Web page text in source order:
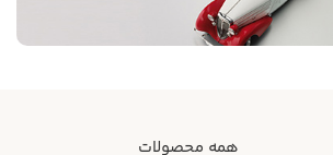
همه محصولات